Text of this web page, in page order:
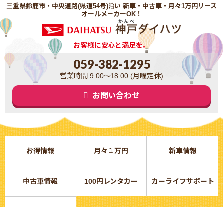
三重県鈴鹿市・中央道路(県道54号)沿い 新車・中古車・月々1万円リース
オールメーカーOK！
お客様に安心と満足を。
059-382-1295
営業時間 9:00～18:00 (月曜定休)
お問い合わせ
お得情報 月々１万円 新車情報
中古車情報 100円レンタカー カーライフサポート